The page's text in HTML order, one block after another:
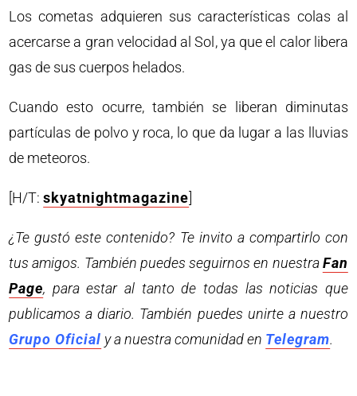
Los cometas adquieren sus características colas al
acercarse a gran velocidad al Sol, ya que el calor libera
gas de sus cuerpos helados.
Cuando esto ocurre, también se liberan diminutas
partículas de polvo y roca, lo que da lugar a las lluvias
de meteoros.
[H/T:skyatnightmagazine
¿Te gustó este contenido? Te invito a compartirlo con
tus amigos. También puedes seguirnos en nuestraFan
Page, para estar al tanto de todas las noticias que
publicamos a diario. También puedes unirte a nuestro
Grupo Oficial y a nuestra comunidad en Telegram.